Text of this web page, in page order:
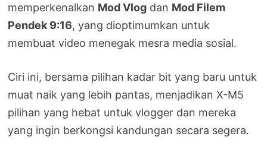
memperkenalkan Mod Vlog dan Mod Filem
Pendek 9:16, yang dioptimumkan untuk
membuat video menegak mesra media sosial.
Ciri ini, bersama pilihan kadar bit yang baru untuk
muat naik yang lebih pantas, menjadikan X-M5
pilihan yang hebat untuk vlogger dan mereka
yang ingin berkongsi kandungan secara segera.